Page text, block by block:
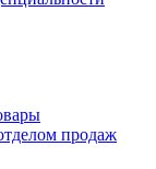
продаж